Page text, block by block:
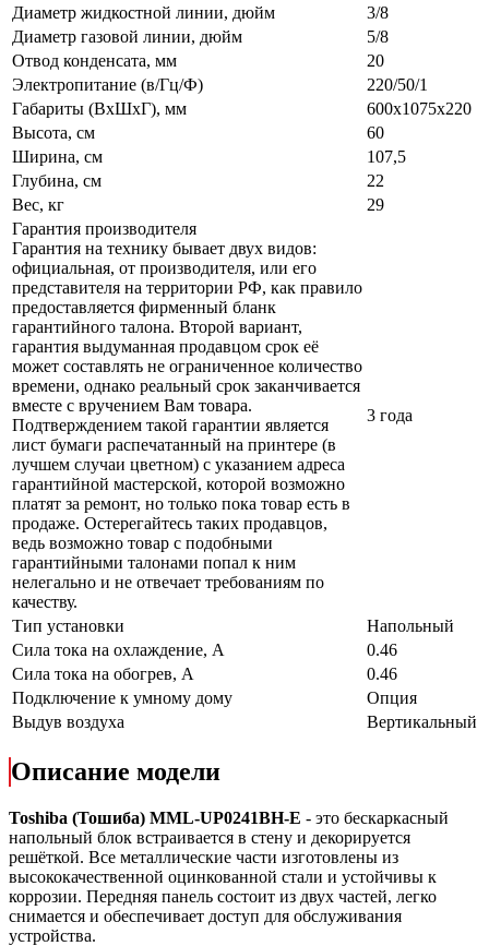
Диаметр жидкостной линии, дюйм
3/8
Диаметр газовой линии, дюйм
5/8
Отвод конденсата, мм
20
Электропитание (в/Гц/Ф)
220/50/1
Габариты (ВxШxГ), мм
600х1075х220
Высота, см
60
Ширина, см
107,5
Глубина, см
22
Вес, кг
29
Гарантия производителя
Гарантия на технику бывает двух видов:
официальная, от производителя, или его
представителя на территории РФ, как правило
предоставляется фирменный бланк
гарантийного талона. Второй вариант,
гарантия выдуманная продавцом срок её
может составлять не ограниченное количество
времени, однако реальный срок заканчивается
вместе с вручением Вам товара.
Подтверждением такой гарантии является
лист бумаги распечатанный на принтере (в
лучшем случаи цветном) с указанием адреса
гарантийной мастерской, которой возможно
платят за ремонт, но только пока товар есть в
продаже. Остерегайтесь таких продавцов,
ведь возможно товар с подобными
гарантийными талонами попал к ним
нелегально и не отвечает требованиям по
качеству.
3 года
Тип установки
Напольный
Сила тока на охлаждение, А
0.46
Сила тока на обогрев, А
0.46
Подключение к умному дому
Опция
Выдув воздуха
Вертикальный
Описание модели
Toshiba (Тошиба) MML-UP0241BH-E - это бескаркасный
напольный блок встраивается в стену и декорируется
решёткой. Все металлические части изготовлены из
высококачественной оцинкованной стали и устойчивы к
коррозии. Передняя панель состоит из двух частей, легко
снимается и обеспечивает доступ для обслуживания
устройства.